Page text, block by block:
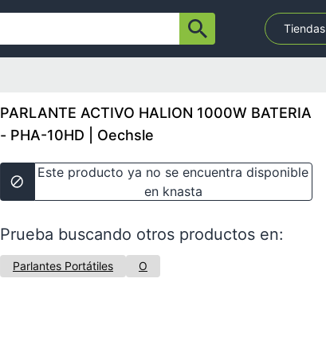
Tiendas
PARLANTE ACTIVO HALION 1000W BATERIA
- PHA-10HD | Oechsle
Este producto ya no se encuentra disponible
en knasta
Prueba buscando otros productos en:
Parlantes Portátiles O